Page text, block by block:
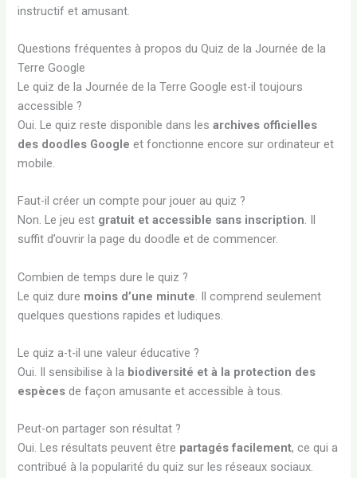
instructif et amusant.
Questions fréquentes à propos du Quiz de la Journée de la
Terre Google
Le quiz de la Journée de la Terre Google est-il toujours
accessible ?
Oui. Le quiz reste disponible dans lesarchives officielles
des doodles Google et fonctionne encore sur ordinateur et
mobile.
Faut-il créer un compte pour jouer au quiz ?
Non. Le jeu est gratuit et accessible sans inscription. Il
suffit d’ouvrir la page du doodle et de commencer.
Combien de temps dure le quiz ?
Le quiz dure moins d’une minute. Il comprend seulement
quelques questions rapides et ludiques.
Le quiz a-t-il une valeur éducative ?
Oui. Il sensibilise à la biodiversité et à la protection des
espèces de façon amusante et accessible à tous.
Peut-on partager son résultat ?
Oui. Les résultats peuvent être partagés facilement, ce qui a
contribué à la popularité du quiz sur les réseaux sociaux.